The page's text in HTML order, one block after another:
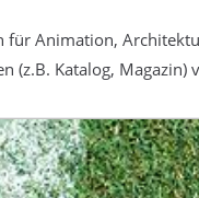
für Animation,
(z.B. Katalog, Magazin)